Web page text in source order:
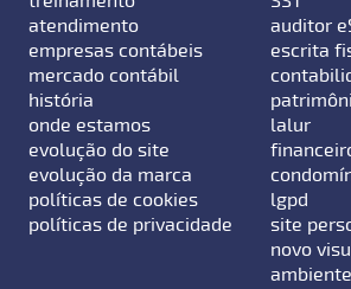
atendimento
empresas contábeis
mercado contábil
história
onde estamos
evolução do site
evolução da marca
políticas de cookies
políticas de privacidade
auditor
escrita
lalur
lgpd
site
novo